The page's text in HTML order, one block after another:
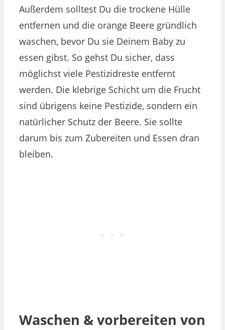
Außerdem solltest Du die trockene Hülle
entfernen und die orange Beere gründlich
waschen, bevor Du sie Deinem Baby zu
essen gibst. So gehst Du sicher, dass
möglichst viele Pestizidreste entfernt
werden. Die klebrige Schicht um die Frucht
sind übrigens keine Pestizide, sondern ein
natürlicher Schutz der Beere. Sie sollte
darum bis zum Zubereiten und Essen dran
bleiben.
Waschen & vorbereiten von